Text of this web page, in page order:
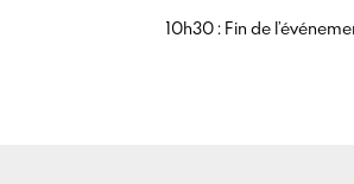
10h30 : Fin de